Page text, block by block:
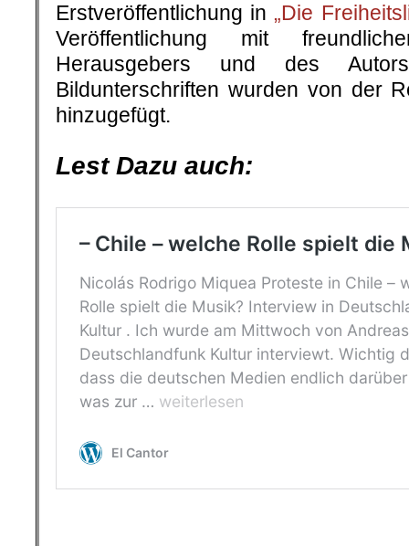
Erstveröffentlichung in „Die
Veröffentlichung mit
Herausgebers und des
Bildunterschriften wurden von der
hinzugefügt.
Lest Dazu auch: